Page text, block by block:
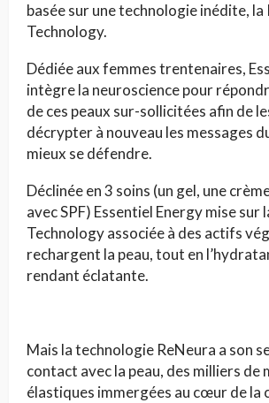
basée sur une technologie inédite, la
Technology.
Dédiée aux femmes trentenaires,
intègre la neuroscience pour
de ces peaux sur-sollicitées afin de
décrypter à nouveau les messages
mieux se défendre.
Déclinée en 3 soins (un gel, une
avec SPF) Essentiel Energy mise sur
Technology associée à des actifs
rechargent la peau, tout en
rendant éclatante.
Mais la technologie ReNeura a son
contact avec la peau, des milliers de
élastiques immergées au cœur de la